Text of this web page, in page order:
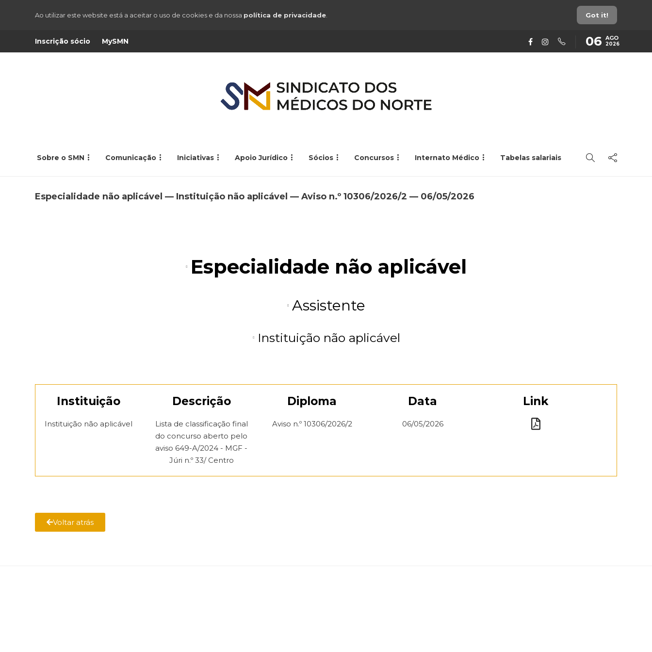
Ao utilizar este website está a aceitar o uso de cookies e da nossa política de privacidade Got it!
Inscrição sócio MySMN 06 AGO
2026
Sobre o SMN Comunicação Iniciativas Apoio Jurídico Sócios Concursos Internato Médico Tabelas salariais
Especialidade não aplicável — Instituição não aplicável — Aviso n.º 10306/2026/2 — 06/05/2026
Especialidade não aplicável
Assistente
Instituição não aplicável
Instituição
Instituição não aplicável
Descrição
Lista de classificação final
do concurso aberto pelo
aviso 649-A/2024 - MGF -
Júri n.º 33/ Centro
Diploma
Aviso n.º 10306/2026/2
Data
06/05/2026
Link
Voltar atrás